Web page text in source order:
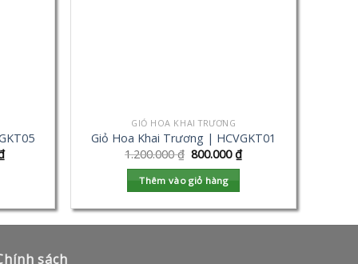
GIỎ HOA KHAI TRƯƠNG
Giỏ Hoa Khai Trương | HCVGKT01
1.200.000₫ 800.000₫
Thêm vào giỏ hàng
sách